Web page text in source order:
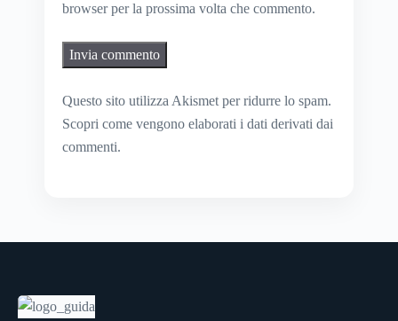
browser per la prossima volta che commento.
Questo sito utilizza Akismet per ridurre lo spam.
Scopri come vengono elaborati i dati derivati dai
commenti.